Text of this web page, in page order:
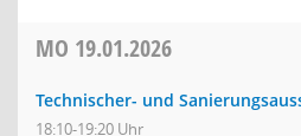
MO 19.01.2026
Technischer- und
18:10-19:20 Uhr